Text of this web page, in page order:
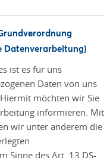
Datenverarbeitung)
ist es für uns
Daten von uns
möchten wir Sie
informieren. Mit
wir unter anderem die
Sinne des Art. 13 DS-